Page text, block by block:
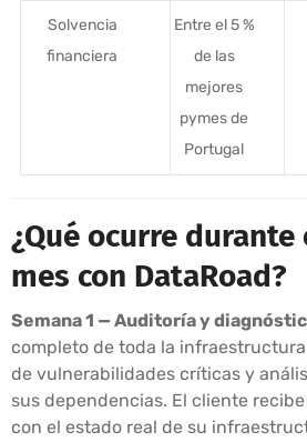
Solvencia
financiera
Entre el 5 %
de las
mejores
pymes de
Portugal
¿Qué ocurre
mes con DataRoad?
Semana 1 — Auditoría y
completo de toda la
de vulnerabilidades críticas y
sus dependencias. El cliente
con el estado real de su